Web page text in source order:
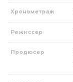
Хронометраж
Режиссер
Продюсер